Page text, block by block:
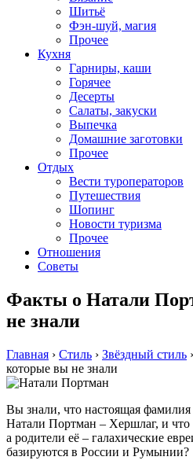
Шитьё
Фэн-шуй, магия
Прочее
Кухня
Гарниры, каши
Горячее
Десерты
Салаты, закуски
Выпечка
Домашние заготовки
Прочее
Отдых
Вести туроператоров
Путешествия
Шопинг
Новости туризма
Прочее
Отношения
Советы
Факты о Натали
не знали
Главная › Стиль › Звёздный стиль ›
которые вы не знали
Вы знали, что настоящая
Натали Портман – Хершлаг, и что
а родители её – галахические
базируются в России и Румынии?